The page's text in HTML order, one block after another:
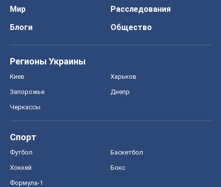
Мир
Расследования
Блоги
Общество
Регионы Украины
Киев Харьков
Запорожье Днепр
Черкассы
Спорт
Футбол Баскетбол
Хоккей Бокс
Формула-1